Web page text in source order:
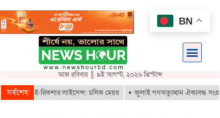
আজ রবিবার ║ ৯ই আগস্ট, ২০২৬ খ্রিস্টাব্দ
সর্বশেষ:
ই-রিকশার লাইসেন্স: চসিক মেয়র জুলাই গণঅভ্যুত্থান ঐক্যবদ্ধ সংগ্রামের
BN